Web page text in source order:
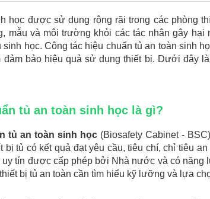
học được sử dụng rộng rãi trong các phòng
mẫu và môi trường khỏi các tác nhân gây hại
sinh học. Công tác hiệu chuẩn tủ an toàn sinh
đảm bảo hiệu quả sử dụng thiết bị. Dưới đây
tủ an toàn sinh học là gì?
tủ an toàn sinh học(Biosafety Cabinet -
bị tủ có kết quả đạt yêu cầu, tiêu chí, chỉ tiêu
uy tín được cấp phép bởi Nhà nước và có năng
bị tủ an toàn cần tìm hiểu kỹ lưỡng và lựa